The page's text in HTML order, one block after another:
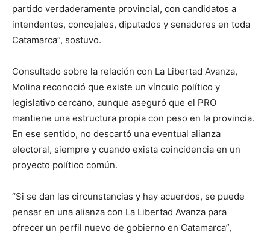
partido verdaderamente provincial, con candidatos a
intendentes, concejales, diputados y senadores en toda
Catamarca”, sostuvo.
Consultado sobre la relación con La Libertad Avanza,
Molina reconoció que existe un vínculo político y
legislativo cercano, aunque aseguró que el PRO
mantiene una estructura propia con peso en la provincia.
En ese sentido, no descartó una eventual alianza
electoral, siempre y cuando exista coincidencia en un
proyecto político común.
“Si se dan las circunstancias y hay acuerdos, se puede
pensar en una alianza con La Libertad Avanza para
ofrecer un perfil nuevo de gobierno en Catamarca”,